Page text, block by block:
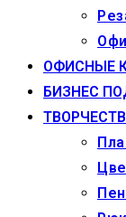
ОФИСНЫЕ
БИЗНЕС